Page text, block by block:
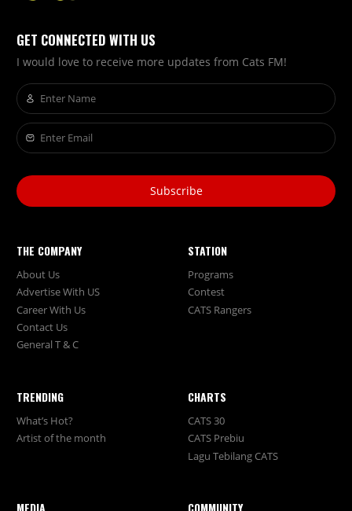
GET CONNECTED WITH US
I would love to receive more updates from Cats FM!
Subscribe
THE COMPANY
About Us
Advertise With US
Career With Us
Contact Us
General T & C
STATION
Programs
Contest
CATS Rangers
TRENDING
What’s Hot?
Artist of the month
CHARTS
CATS 30
CATS Prebiu
Lagu Tebilang CATS
MEDIA COMMUNITY